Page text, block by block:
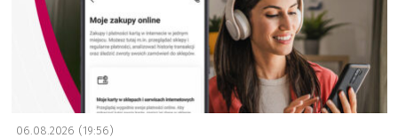
06.08.2026 (19:56)